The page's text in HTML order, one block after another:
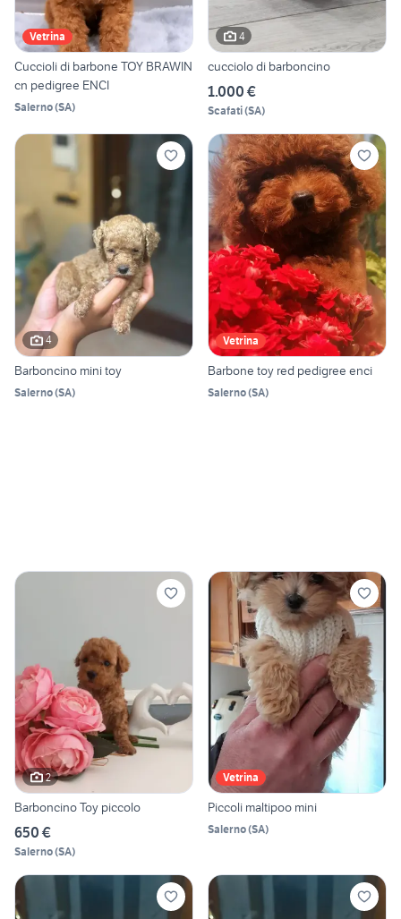
Vetrina
Cuccioli di barbone TOY BRAWIN
cn pedigree ENCI
Salerno(SA)
4
cucciolo di barboncino
1.000 €
Scafati(SA)
4
Barboncino mini toy
Salerno(SA)
Vetrina
Barbone toy red pedigree enci
Salerno(SA)
2
Barboncino Toy piccolo
650 €
Salerno(SA)
Vetrina
Piccoli maltipoo mini
Salerno(SA)